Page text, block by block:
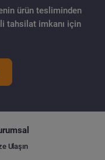
ürün tesliminden
tahsilat imkanı için
Ulaşın